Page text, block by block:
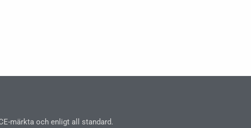
märkta och enligt all standard.